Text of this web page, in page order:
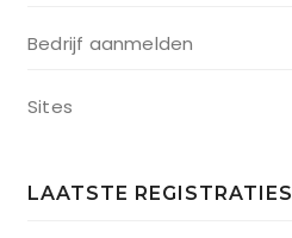
Bedrijf aanmelden
Sites
LAATSTE REGISTRATIES